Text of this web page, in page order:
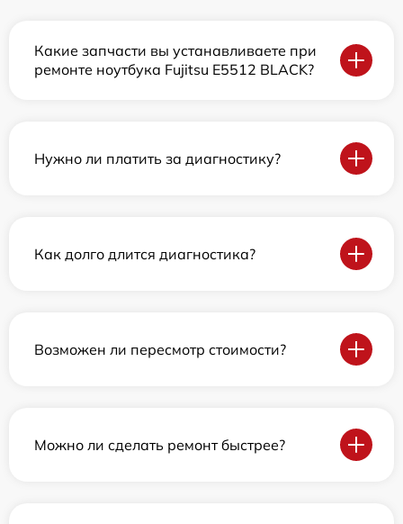
Какие запчасти вы устанавливаете при
ремонте ноутбука Fujitsu E5512 BLACK?
Нужно ли платить за диагностику?
Как долго длится диагностика?
Возможен ли пересмотр стоимости?
Можно ли сделать ремонт быстрее?